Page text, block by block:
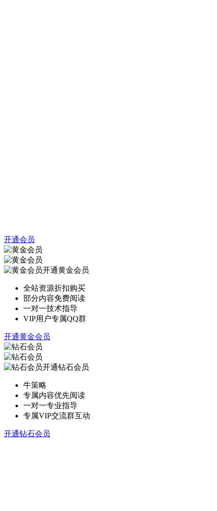
开通会员
开通黄金会员
全站资源折扣购买
部分内容免费阅读
一对一技术指导
VIP用户专属QQ群
开通黄金会员
开通钻石会员
牛策略
专属内容优先阅读
一对一专业指导
专属VIP交流群互动
开通钻石会员